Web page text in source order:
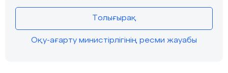
Толығырақ
Оқу-ағарту министірлігінің ресми жауабы